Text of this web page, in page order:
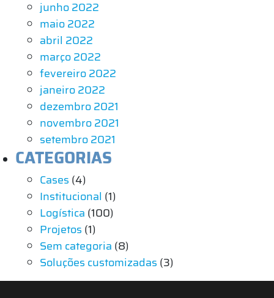
junho 2022
maio 2022
abril 2022
março 2022
fevereiro 2022
janeiro 2022
dezembro 2021
novembro 2021
setembro 2021
CATEGORIAS
Cases (4)
Institucional (1)
Logística (100)
Projetos (1)
Sem categoria (8)
Soluções customizadas (3)